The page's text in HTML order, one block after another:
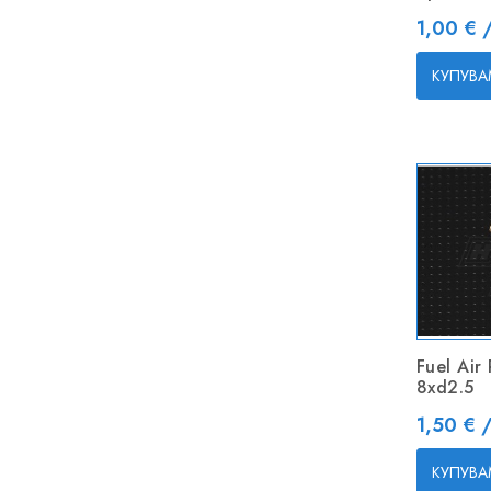
Цена
1,00 €
Fuel Air
8xd2.5
Цена
1,50 €